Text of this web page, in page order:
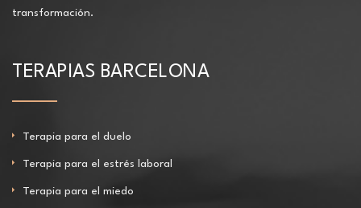
transformación.
TERAPIAS BARCELONA
Terapia para el duelo
Terapia para el estrés laboral
Terapia para el miedo